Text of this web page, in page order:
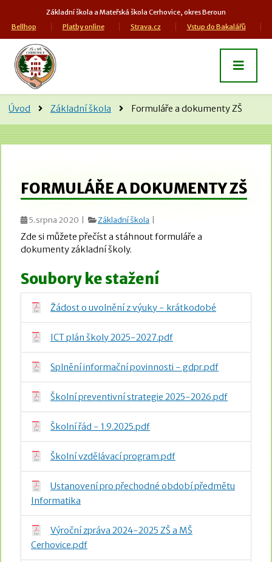
Základní škola a Mateřská škola Cerhovice, okres Beroun
Bellhop
Platby online Strava.cz Vstup do Bakalářů
Úvod Základní škola Formuláře a dokumenty ZŠ
FORMULÁŘE A DOKUMENTY ZŠ
5.srpna 2020 | Základní škola
Zde si můžete přečíst a stáhnout formuláře a
dokumenty základní školy.
Soubory ke stažení
Žádost o uvolnění z výuky - krátkodobé
ICT plán školy 2025-2027.pdf
Splnění informační povinnosti - gdpr.pdf
Školní preventivní strategie 2025-2026.pdf
Školní řád - 1.9.2025.pdf
Školní vzdělávací program.pdf
Ustanovení pro přechodné období předmětu
Informatika
Výroční zpráva 2024-2025 ZŠ a MŠ
Cerhovice.pdf